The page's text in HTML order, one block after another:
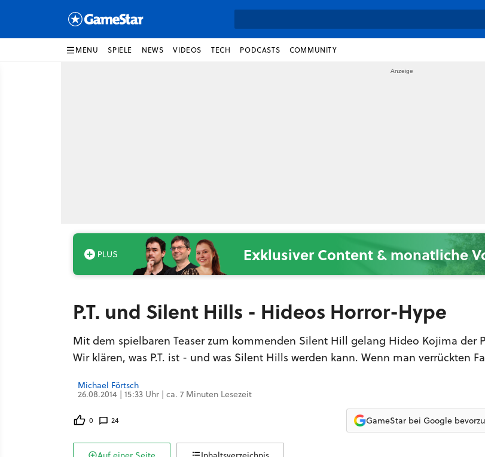
MENU SPIELE NEWS VIDEOS TECH PODCASTS COMMUNITY
Exklusiver Content & monatliche
P.T. und Silent Hills - Hideos Horror-Hype
Mit dem spielbaren Teaser zum kommenden Silent Hill gelang Hideo Kojima der
Wir klären, was P.T. ist - und was Silent Hills werden kann. Wenn man verrückten
Michael Förtsch
26.08.2014 | 15:33 Uhr | ca. 7 Minuten Lesezeit
0 24 GameStar bei Google